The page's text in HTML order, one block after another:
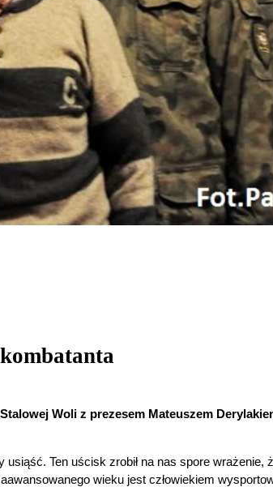
Woli z prezesem Mateuszem
Ten uścisk zrobił na nas spore wrażenie,
wieku jest człowiekiem